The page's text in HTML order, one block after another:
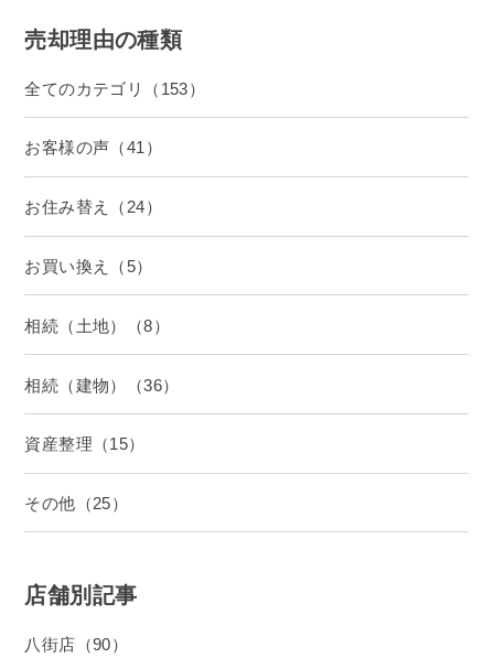
売却理由の種類
全てのカテゴリ（153）
お客様の声（41）
お住み替え（24）
お買い換え（5）
相続（土地）（8）
相続（建物）（36）
資産整理（15）
その他（25）
店舗別記事
八街店（90）